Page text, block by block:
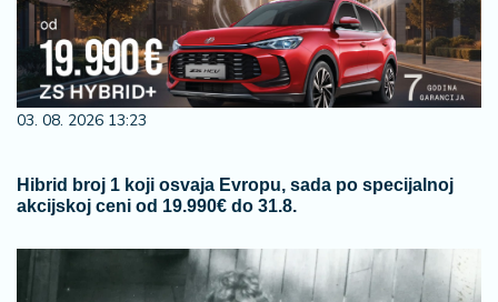
03. 08. 2026 13:23
Hibrid broj 1 koji osvaja Evropu, sada po specijalnoj
akcijskoj ceni od 19.990€ do 31.8.